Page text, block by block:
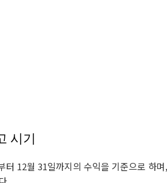
시기
터 12월 31일까지의 수익을 기준으로 하